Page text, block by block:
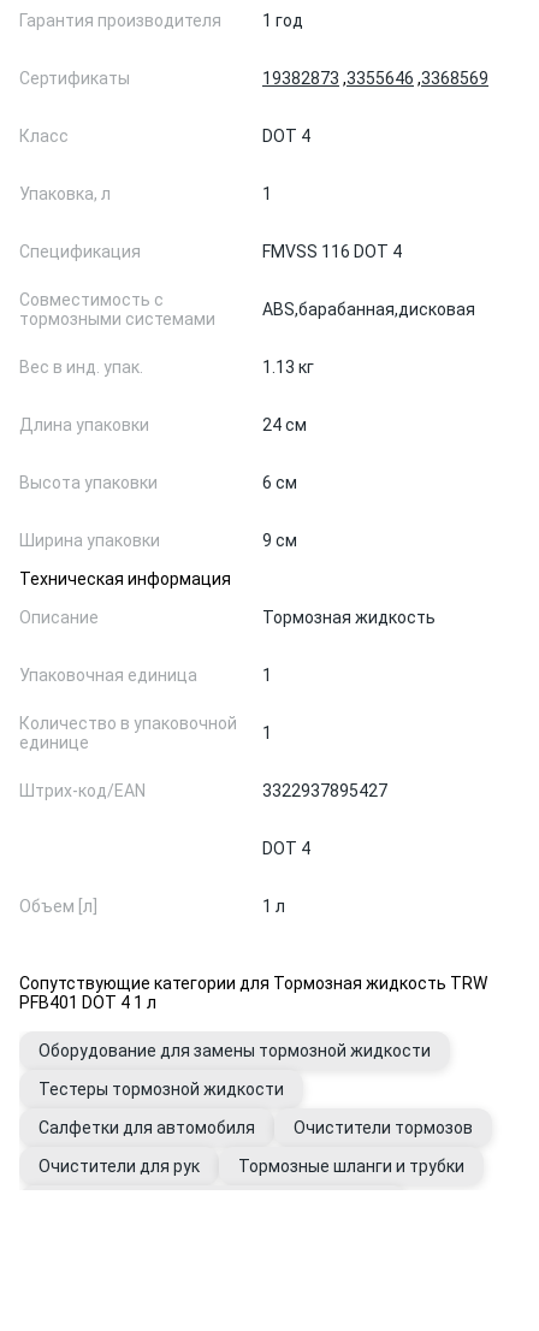
Гарантия производителя 1 год
Сертификаты 19382873 ,3355646 ,3368569
Класс DOT 4
Упаковка, л 1
Спецификация FMVSS 116 DOT 4
Совместимость с
тормозными системами
ABS,барабанная,дисковая
Вес в инд. упак. 1.13 кг
Длина упаковки 24 см
Высота упаковки 6 см
Ширина упаковки
9 см
Техническая информация
Описание
Тормозная жидкость
Упаковочная единица 1
Количество в упаковочной
единице
1
Штрих-код/EAN 3322937895427
DOT 4
Объем [л] 1 л
Сопутствующие категории для Тормозная жидкость TRW
PFB401 DOT 4 1 л
Оборудование для замены тормозной жидкости
Тестеры тормозной жидкости
Салфетки для автомобиля
Очистители тормозов
Очистители для рук
Тормозные шланги и трубки